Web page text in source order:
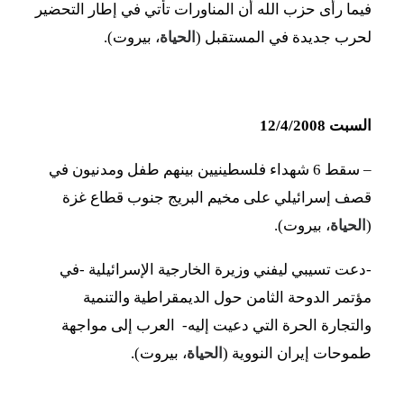
فيما رأى حزب الله أن المناورات تأتي في إطار التحضير
لحرب جديدة في المستقبل ( الحياة، بيروت).
السبت 12/4/2008
– سقط 6 شهداء فلسطينيين بينهم طفل ومدنيون في
قصف إسرائيلي على مخيم البريج جنوب قطاع غزة
( الحياة، بيروت).
-دعت تسيبي ليفني وزيرة الخارجية الإسرائيلية -في
مؤتمر الدوحة الثامن حول الديمقراطية والتنمية
والتجارة الحرة التي دعيت إليه- العرب إلى مواجهة
طموحات إيران النووية ( الحياة، بيروت).